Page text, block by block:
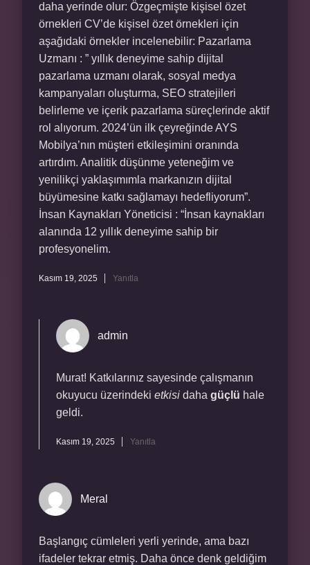
daha yerinde olur: Özgeçmişte kişisel özet
örnekleri CV’de kişisel özet örnekleri için
aşağıdaki örnekler incelenebilir: Pazarlama
Uzmanı : ” yıllık deneyime sahip dijital
pazarlama uzmanı olarak, sosyal medya
kampanyaları oluşturma, SEO stratejileri
belirleme ve içerik pazarlama süreçlerinde aktif
rol alıyorum. 2024’ün ilk çeyreğinde AYS
Mobilya’nın müşteri etkileşimini oranında
artırdım. Analitik düşünme yeteneğim ve
yenilikçi yaklaşımımla markanızın dijital
büyümesine katkı sağlamayı hedefliyorum”.
İnsan Kaynakları Yöneticisi : “İnsan kaynakları
alanında 12 yıllık deneyime sahip bir
profesyonelim.
Kasım 19, 2025 Yanıtla
admin
Murat! Katkılarınız sayesinde çalışmanın
okuyucu üzerindeki etkisi daha güçlü hale
geldi.
Kasım 19, 2025 Yanıtla
Meral
Başlangıç cümleleri yerli yerinde, ama bazı
ifadeler tekrar etmiş. Daha önce denk geldiğim